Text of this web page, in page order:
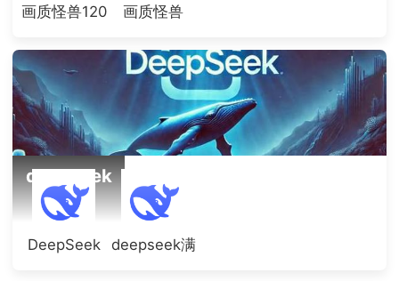
画质怪兽120
画质怪兽
deepseek
DeepSeek
deepseek满